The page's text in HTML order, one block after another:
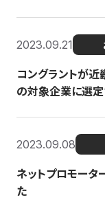
2023.09.21
コングラントが
の対象企業に選
2023.09.08
ネットプロモータ
た